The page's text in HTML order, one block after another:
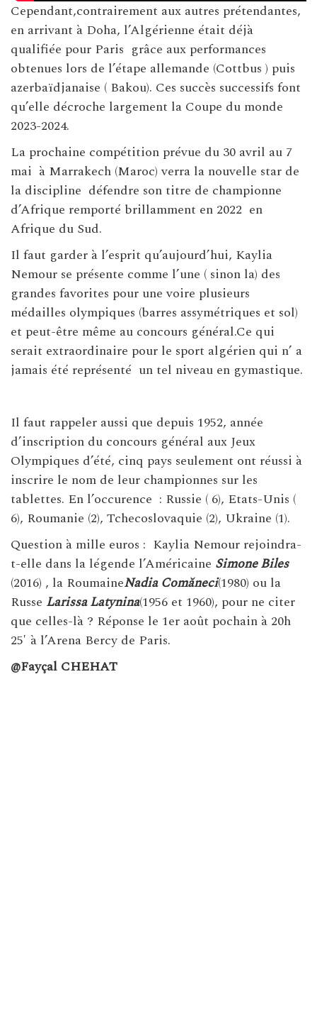
Cependant,contrairement aux autres prétendantes,
en arrivant à Doha, l’Algérienne était déjà
qualifiée pour Paris grâce aux performances
obtenues lors de l’étape allemande (Cottbus ) puis
azerbaïdjanaise ( Bakou). Ces succès successifs font
qu’elle décroche largement la Coupe du monde
2023-2024.
La prochaine compétition prévue du 30 avril au 7
mai à Marrakech (Maroc) verra la nouvelle star de
la discipline défendre son titre de championne
d’Afrique remporté brillamment en 2022 en
Afrique du Sud.
Il faut garder à l’esprit qu’aujourd’hui, Kaylia
Nemour se présente comme l’une ( sinon la) des
grandes favorites pour une voire plusieurs
médailles olympiques (barres assymétriques et sol)
et peut-être même au concours général.Ce qui
serait extraordinaire pour le sport algérien qui n’ a
jamais été représenté un tel niveau en gymastique.
Il faut rappeler aussi que depuis 1952, année
d’inscription du concours général aux Jeux
Olympiques d’été, cinq pays seulement ont réussi à
inscrire le nom de leur championnes sur les
tablettes. En l’occurence : Russie ( 6), Etats-Unis (
6), Roumanie (2), Tchecoslovaquie (2), Ukraine (1).
Question à mille euros : Kaylia Nemour rejoindra-
t-elle dans la légende l’Américaine Simone Biles
(2016) , la RoumaineNadia Comăneci(1980) ou la
Russe Larissa Latynina(1956 et 1960), pour ne citer
que celles-là ? Réponse le 1er août pochain à 20h
25′ à l’Arena Bercy de Paris.
@Fayçal CHEHAT